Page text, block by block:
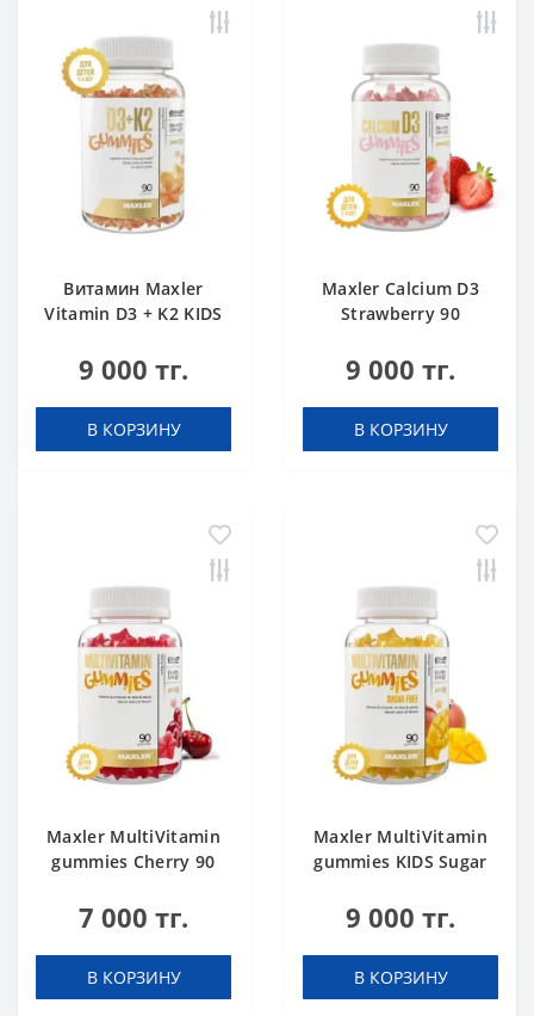
Витамин Maxler
Vitamin D3 + K2 KIDS
9 000 тг.
В КОРЗИНУ
Maxler Calcium D3
Strawberry 90
9 000 тг.
В КОРЗИНУ
Maxler MultiVitamin
gummies Cherry 90
7 000 тг.
В КОРЗИНУ
Maxler MultiVitamin
gummies KIDS Sugar
gummies
9 000 тг.
В КОРЗИНУ